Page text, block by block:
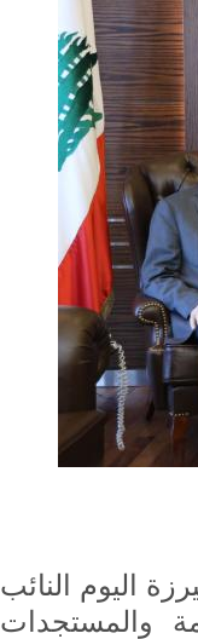
اليوم النائب
والمستجدات